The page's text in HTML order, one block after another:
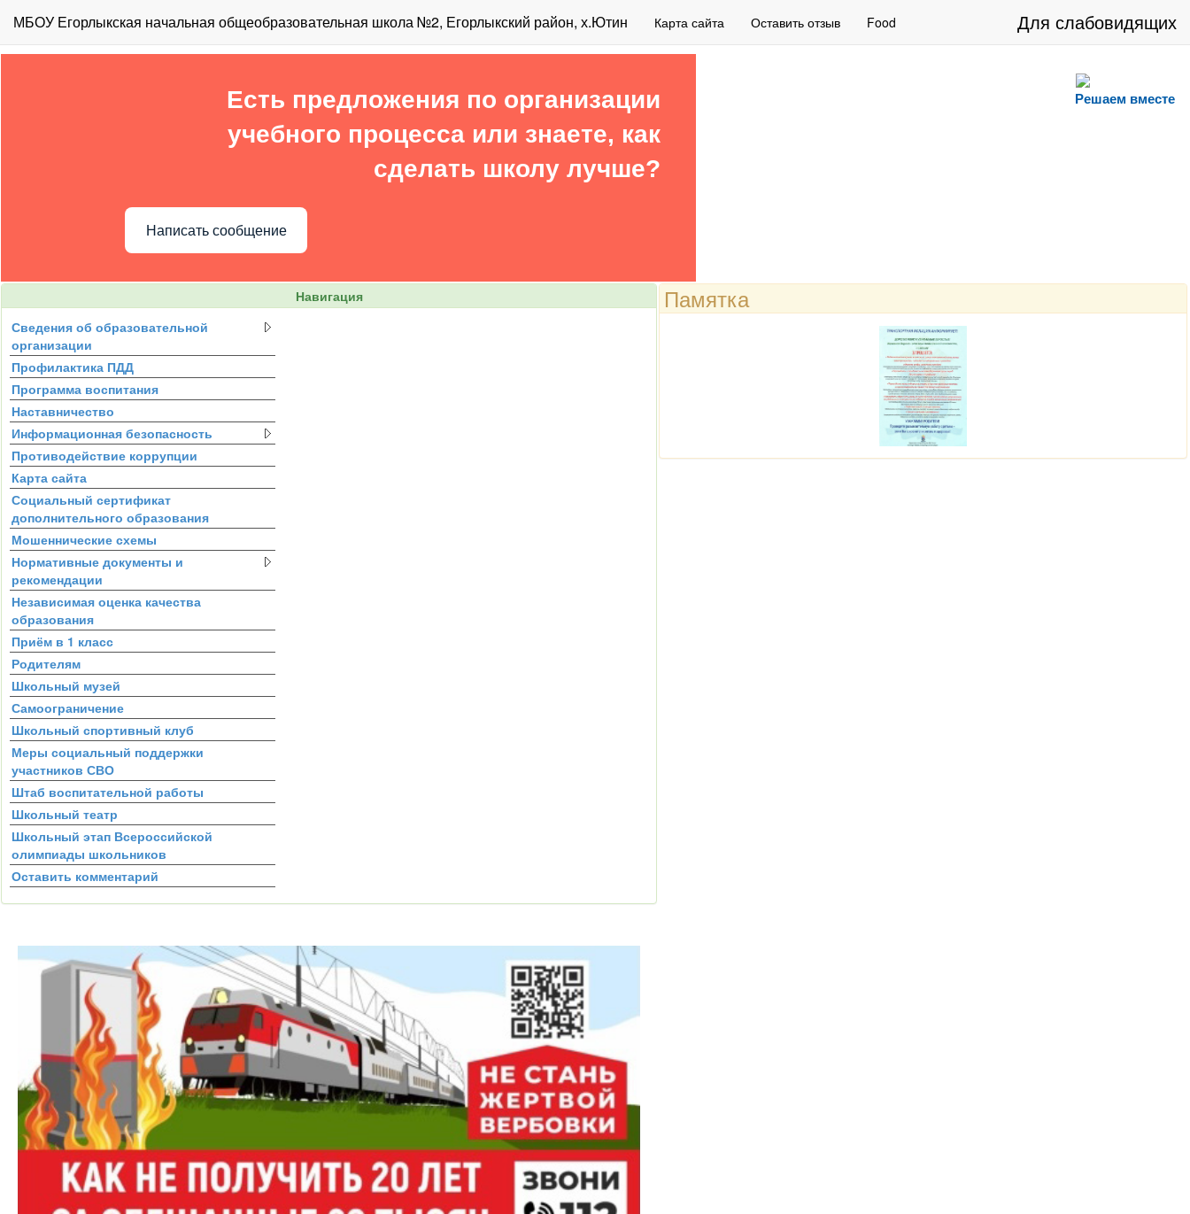
МБОУ Егорлыкская начальная общеобразовательная школа №2, Егорлыкский район, х.Ютин Для слабовидящих
Карта сайта Оставить отзыв Food
Решаем вместе
Есть предложения по организации
учебного процесса или знаете, как
сделать школу лучше?
Написать сообщение
Навигация
Сведения об образовательной
организации
Профилактика ПДД
Программа воспитания
Наставничество
Информационная безопасность
Противодействие коррупции
Карта сайта
Социальный сертификат
дополнительного образования
Мошеннические схемы
Нормативные документы и
рекомендации
Независимая оценка качества
образования
Приём в 1 класс
Родителям
Школьный музей
Самоограничение
Школьный спортивный клуб
Меры социальный поддержки
участников СВО
Штаб воспитательной работы
Школьный театр
Школьный этап Всероссийской
олимпиады школьников
Оставить комментарий
Памятка